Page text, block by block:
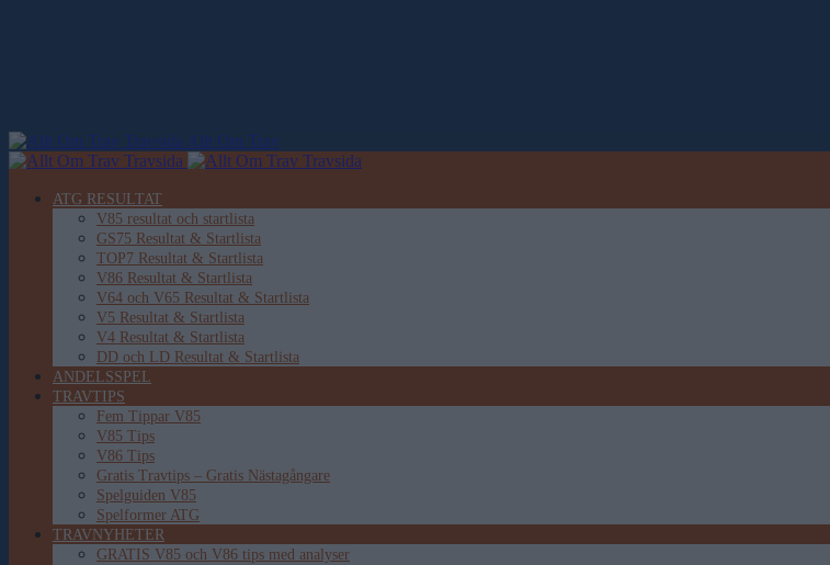
Allt Om Trav
ATG RESULTAT
V85 resultat och startlista
GS75 Resultat & Startlista
TOP7 Resultat & Startlista
V86 Resultat & Startlista
V64 och V65 Resultat & Startlista
V5 Resultat & Startlista
V4 Resultat & Startlista
DD och LD Resultat & Startlista
ANDELSSPEL
TRAVTIPS
Fem Tippar V85
V85 Tips
V86 Tips
Gratis Travtips – Gratis Nästagångare
Spelguiden V85
Spelformer ATG
TRAVNYHETER
GRATIS V85 och V86 tips med analyser